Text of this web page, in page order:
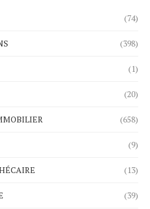
(74)
(398)
(1)
(20)
(658)
(9)
(13)
(39)